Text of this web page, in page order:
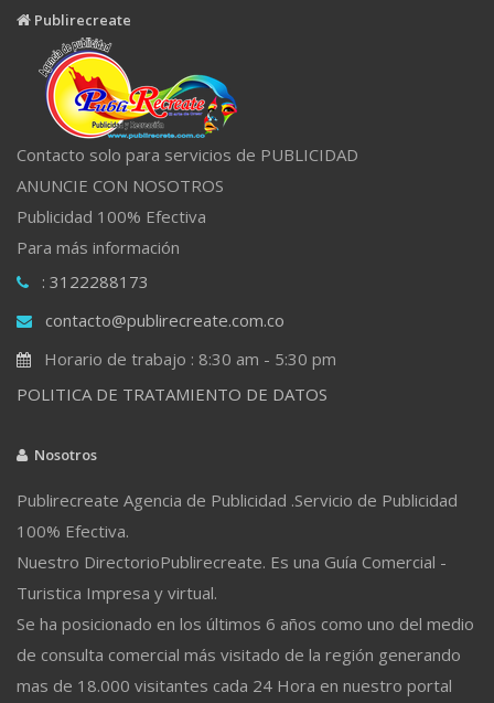
Publirecreate
Contacto solo para servicios de PUBLICIDAD
ANUNCIE CON NOSOTROS
Publicidad 100% Efectiva
Para más información
: 3122288173
contacto@publirecreate.com.co
Horario de trabajo : 8:30 am - 5:30 pm
POLITICA DE TRATAMIENTO DE DATOS
Nosotros
Publirecreate Agencia de Publicidad .Servicio de Publicidad
100% Efectiva.
Nuestro DirectorioPublirecreate. Es una Guía Comercial -
Turistica Impresa y virtual.
Se ha posicionado en los últimos 6 años como uno del medio
de consulta comercial más visitado de la región generando
mas de 18.000 visitantes cada 24 Hora en nuestro portal